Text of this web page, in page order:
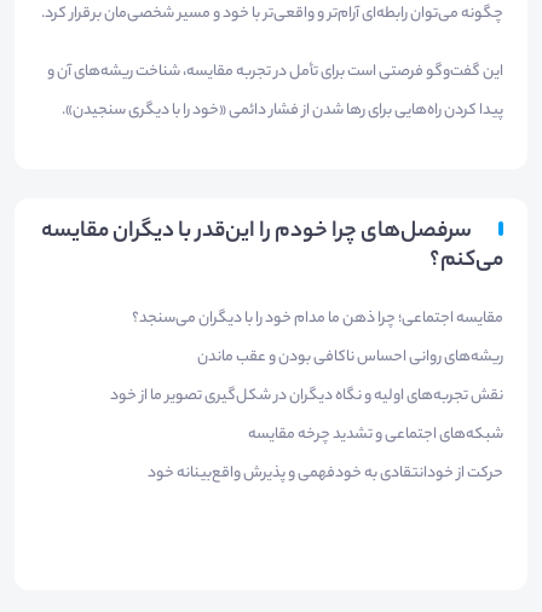
چگونه می‌توان رابطه‌ای آرام‌تر و واقعی‌تر با خود و مسیر شخصی‌مان برقرار کرد.
این گفت‌وگو فرصتی است برای تأمل در تجربه مقایسه، شناخت ریشه‌های آن و
پیدا کردن راه‌هایی برای رها شدن از فشار دائمی «خود را با دیگری سنجیدن».
سرفصل‌های چرا خودم را این‌قدر با دیگران مقایسه
می‌کنم؟
مقایسه اجتماعی؛ چرا ذهن ما مدام خود را با دیگران می‌سنجد؟
ریشه‌های روانی احساس ناکافی بودن و عقب ماندن
نقش تجربه‌های اولیه و نگاه دیگران در شکل‌گیری تصویر ما از خود
شبکه‌های اجتماعی و تشدید چرخه مقایسه
حرکت از خودانتقادی به خودفهمی و پذیرش واقع‌بینانه خود